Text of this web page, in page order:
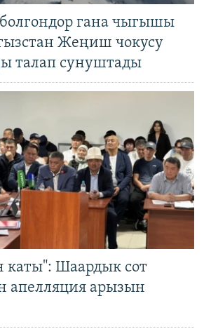
болгондор гана чыгышы
Жеңиш чокусу
талап сунуштады
каты": Шаардык сот
апелляция арызын